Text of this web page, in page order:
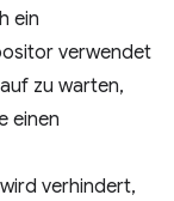
ein
verwendet
zu warten,
einen
verhindert,